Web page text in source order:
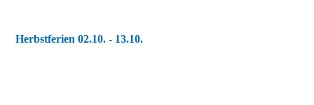
Herbstferien 02.10. - 13.10.